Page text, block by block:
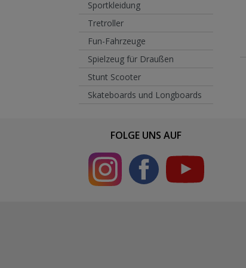
Sportkleidung
Tretroller
Fun-Fahrzeuge
Spielzeug für Draußen
Stunt Scooter
Skateboards und Longboards
FOLGE UNS AUF